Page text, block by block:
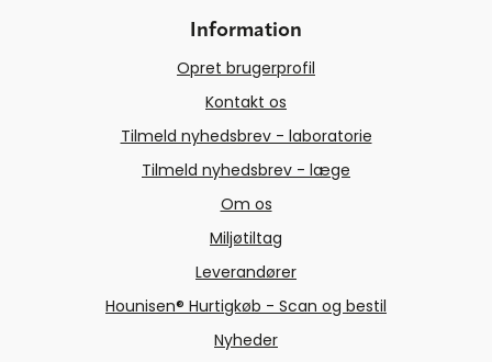
Information
Opret brugerprofil
Kontakt os
Tilmeld nyhedsbrev - laboratorie
Tilmeld nyhedsbrev - læge
Om os
Miljøtiltag
Leverandører
Hounisen® Hurtigkøb - Scan og bestil
Nyheder